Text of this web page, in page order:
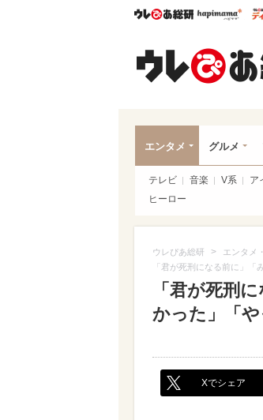
ウレぴあ総
エンタメ グルメ
テレビ 音楽 V系 ア
ヒーロー
ウレぴあ総研 > エンタメ
「君が死刑になる前に」
「君が死刑
かった」「
Xでシェア